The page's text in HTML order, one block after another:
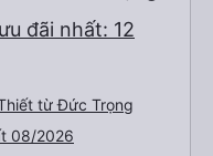
đãi nhất: 12
từ Đức Trọng
08/2026